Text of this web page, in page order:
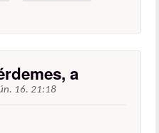
a
16. 21:18